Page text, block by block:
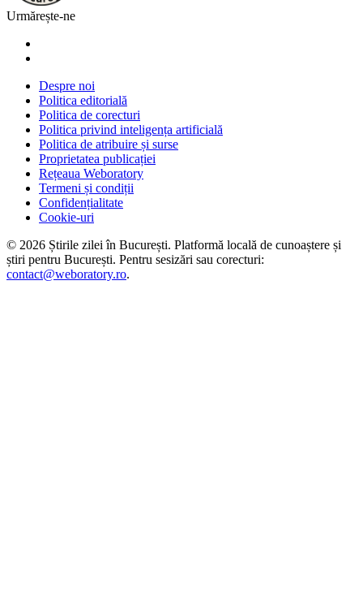
Urmărește-ne
Despre noi
Politica editorială
Politica de corecturi
Politica privind inteligența artificială
Politica de atribuire și surse
Proprietatea publicației
Rețeaua Weboratory
Termeni și condiții
Confidențialitate
Cookie-uri
© 2026 Știrile zilei în București. Platformă locală de cunoaștere și
știri pentru București. Pentru sesizări sau corecturi:
contact@weboratory.ro.